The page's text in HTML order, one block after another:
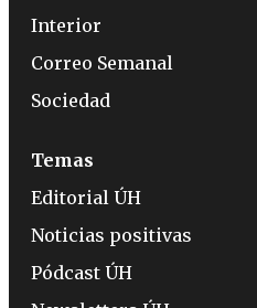
Interior
Correo Semanal
Sociedad
Temas
Editorial ÚH
Noticias positivas
Pódcast ÚH